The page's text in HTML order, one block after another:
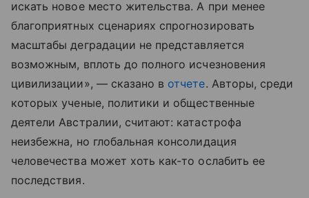
искать новое место жительства. А при менее
благоприятных сценариях спрогнозировать
масштабы деградации не представляется
возможным, вплоть до полного исчезновения
цивилизации», — сказано в отчете. Авторы, среди
которых ученые, политики и общественные
деятели Австралии, считают: катастрофа
неизбежна, но глобальная консолидация
человечества может хоть как-то ослабить ее
последствия.